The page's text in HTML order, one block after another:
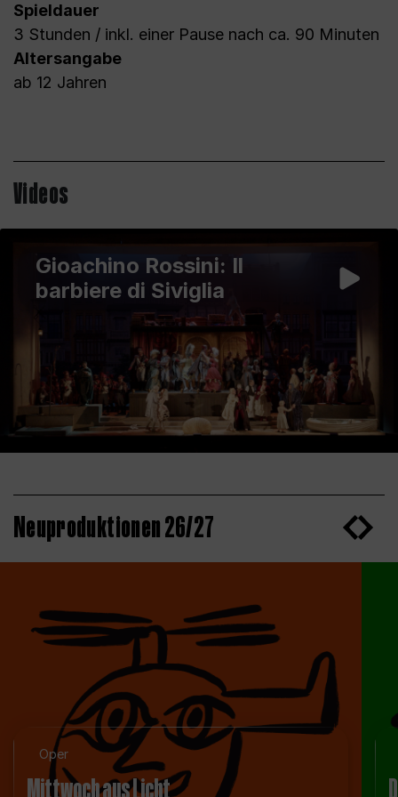
Spieldauer
3 Stunden / inkl. einer Pause nach ca. 90 Minuten
Altersangabe
ab 12 Jahren
Videos
Gioachino Rossini: Il
barbiere di Siviglia
Neuproduktionen 26/27
Oper